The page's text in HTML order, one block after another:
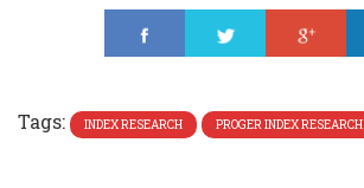
Tags: INDEX RESEARCH PROGER INDEX RESEARCH